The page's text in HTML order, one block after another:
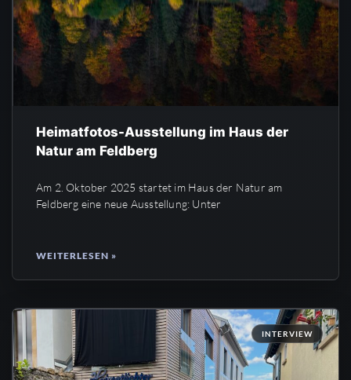
Heimatfotos-Ausstellung im Haus der
Natur am Feldberg
Am 2. Oktober 2025 startet im Haus der Natur am
Feldberg eine neue Ausstellung: Unter
WEITERLESEN »
INTERVIEW